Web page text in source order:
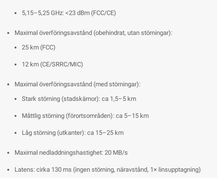
5,15–5,25 GHz: <23 dBm (FCC/CE)
Maximal överföringsavstånd (obehindrat, utan störningar):
25 km (FCC)
12 km (CE/SRRC/MIC)
Maximal överföringsavstånd (med störningar):
Stark störning (stadskärnor): ca 1,5–5 km
Måttlig störning (förortsområden): ca 5–15 km
Låg störning (utkanter): ca 15–25 km
Maximal nedladdningshastighet: 20 MB/s
Latens: cirka 130 ms (ingen störning, näravstånd, 1× linsupptagning)